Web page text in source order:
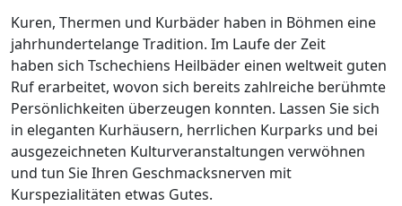
Kuren, Thermen und Kurbäder haben in Böhmen eine
jahrhundertelange Tradition. Im Laufe der Zeit
haben sich Tschechiens Heilbäder einen weltweit guten
Ruf erarbeitet, wovon sich bereits zahlreiche berühmte
Persönlichkeiten überzeugen konnten. Lassen Sie sich
in eleganten Kurhäusern, herrlichen Kurparks und bei
ausgezeichneten Kulturveranstaltungen verwöhnen
und tun Sie Ihren Geschmacksnerven mit
Kurspezialitäten etwas Gutes.